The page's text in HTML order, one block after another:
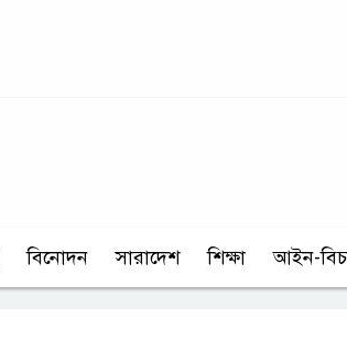
বিনোদন সারাদেশ শিক্ষা আইন-